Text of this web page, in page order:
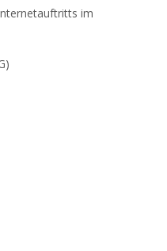
im